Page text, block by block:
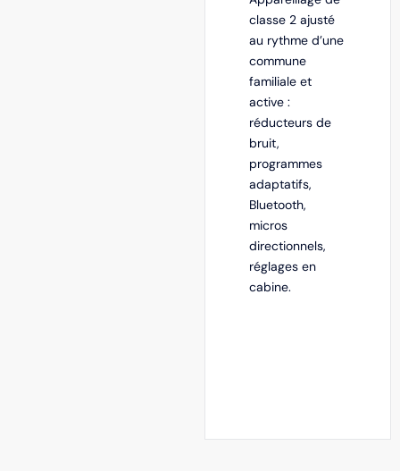
classe 2 ajusté
au rythme d’une
commune
familiale et
active :
réducteurs de
bruit,
programmes
adaptatifs,
Bluetooth,
micros
directionnels,
réglages en
cabine.